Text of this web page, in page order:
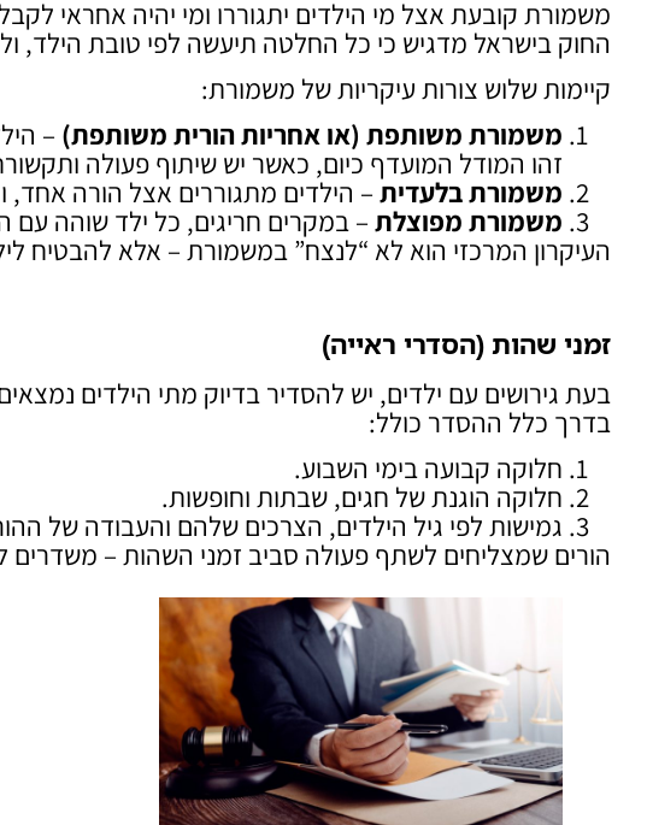
משמורת קובעת אצל מי הילדים יתגוררו ומי יהיה אחראי
החוק בישראל מדגיש כי כל החלטה תיעשה לפי טובת הילד,
קיימות שלוש צורות עיקריות של משמורת:
משמורת משותפת (או אחריות הורית משותפת) –
זהו המודל המועדף כיום, כאשר יש שיתוף פעולה
משמורת בלעדית – הילדים מתגוררים אצל הורה אחד,
משמורת מפוצלת – במקרים חריגים, כל ילד שוהה עם
העיקרון המרכזי הוא לא “לנצח” במשמורת – אלא להבטיח
זמני שהות (הסדרי ראייה)
בעת גירושים עם ילדים, יש להסדיר בדיוק מתי הילדים
בדרך כלל ההסדר כולל:
חלוקה קבועה בימי השבוע.
חלוקה הוגנת של חגים, שבתות וחופשות.
גמישות לפי גיל הילדים, הצרכים שלהם והעבודה של
הורים שמצליחים לשתף פעולה סביב זמני השהות – משדרים